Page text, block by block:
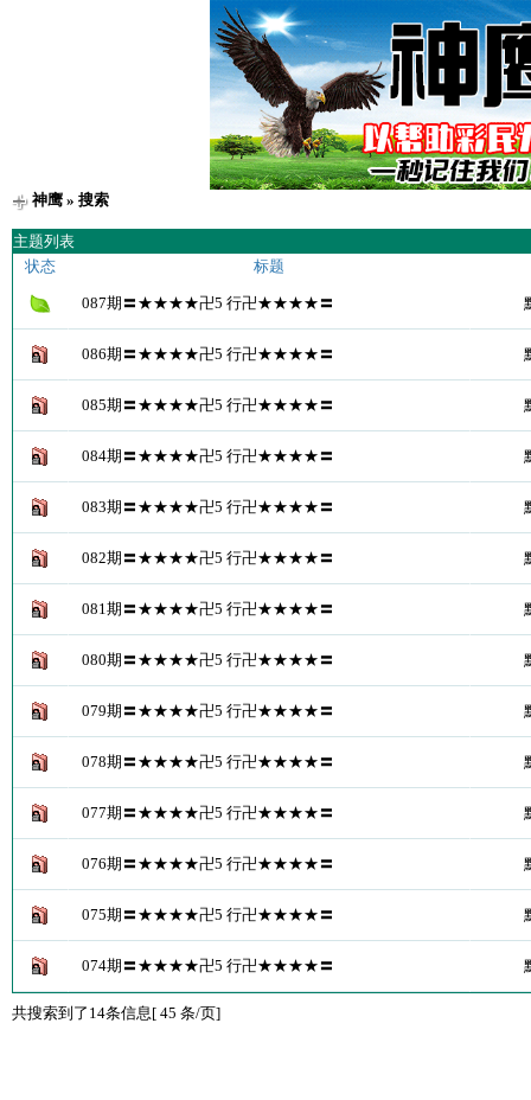
神鹰» 搜索
主题列表
状态
标题
087期〓★★★★卍5 行卍★★★★〓
086期〓★★★★卍5 行卍★★★★〓
085期〓★★★★卍5 行卍★★★★〓
084期〓★★★★卍5 行卍★★★★〓
083期〓★★★★卍5 行卍★★★★〓
082期〓★★★★卍5 行卍★★★★〓
081期〓★★★★卍5 行卍★★★★〓
080期〓★★★★卍5 行卍★★★★〓
079期〓★★★★卍5 行卍★★★★〓
078期〓★★★★卍5 行卍★★★★〓
077期〓★★★★卍5 行卍★★★★〓
076期〓★★★★卍5 行卍★★★★〓
075期〓★★★★卍5 行卍★★★★〓
074期〓★★★★卍5 行卍★★★★〓
共搜索到了14条信息[ 45 条/页]